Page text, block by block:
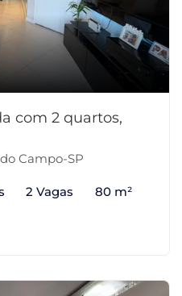
com 2 quartos,
Campo-SP
2 Vagas 80 m²